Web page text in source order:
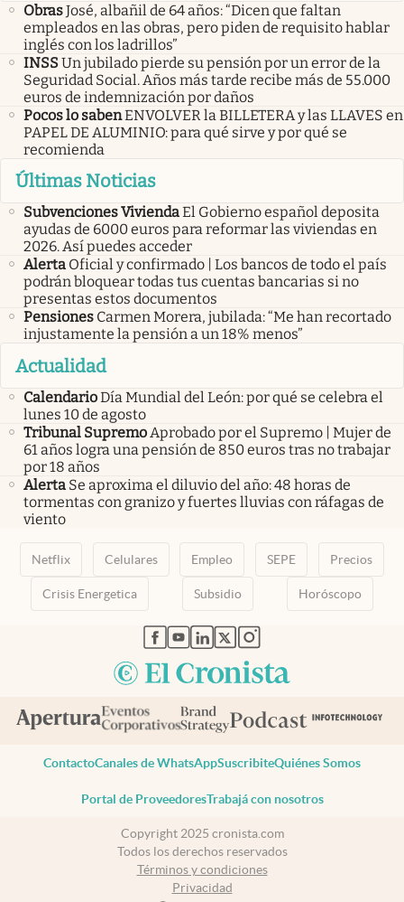
ObrasJosé, albañil de 64 años: “Dicen que faltan
empleados en las obras, pero piden de requisito hablar
inglés con los ladrillos”
INSSUn jubilado pierde su pensión por un error de la
Seguridad Social. Años más tarde recibe más de 55.000
euros de indemnización por daños
Pocos lo sabenENVOLVER la BILLETERA y las LLAVES en
PAPEL DE ALUMINIO: para qué sirve y por qué se
recomienda
Últimas Noticias
Subvenciones ViviendaEl Gobierno español deposita
ayudas de 6000 euros para reformar las viviendas en
2026. Así puedes acceder
Alerta Oficial y confirmado | Los bancos de todo el país
podrán bloquear todas tus cuentas bancarias si no
presentas estos documentos
Pensiones Carmen Morera, jubilada: “Me han recortado
injustamente la pensión a un 18% menos”
Actualidad
CalendarioDía Mundial del León: por qué se celebra el
lunes 10 de agosto
Tribunal SupremoAprobado por el Supremo | Mujer de
61 años logra una pensión de 850 euros tras no trabajar
por 18 años
Alerta Se aproxima el diluvio del año: 48 horas de
tormentas con granizo y fuertes lluvias con ráfagas de
viento
Netflix Celulares Empleo SEPE Precios
Crisis Energetica Subsidio Horóscopo
abre en nueva pestaña
abre en nueva pestaña
abre en nueva pestaña
abre en nueva pestaña
abre en nueva pestaña
ContactoCanales de WhatsAppSuscribiteQuiénes Somos
Portal de ProveedoresTrabajá con nosotros
Copyright 2025 cronista.com
Todos los derechos reservados
Términos y condiciones
Privacidad